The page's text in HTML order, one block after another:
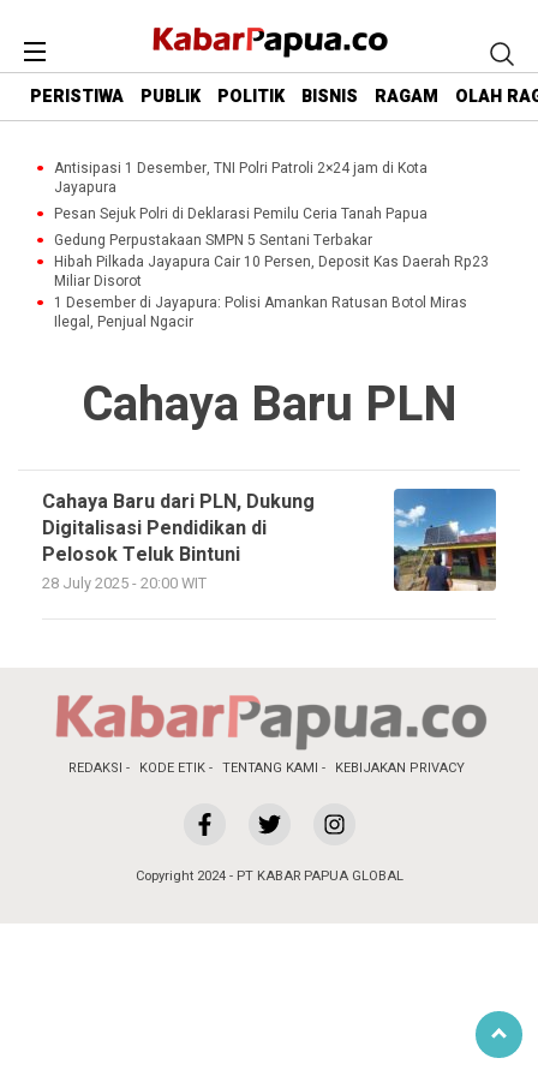
PERISTIWA PUBLIK POLITIK BISNIS RAGAM OLAH
Antisipasi 1 Desember, TNI Polri Patroli 2×24 jam di Kota
Jayapura
Pesan Sejuk Polri di Deklarasi Pemilu Ceria Tanah Papua
Gedung Perpustakaan SMPN 5 Sentani Terbakar
Hibah Pilkada Jayapura Cair 10 Persen, Deposit Kas Daerah Rp23
Miliar Disorot
1 Desember di Jayapura: Polisi Amankan Ratusan Botol Miras
Ilegal, Penjual Ngacir
Cahaya Baru PLN
Cahaya Baru dari PLN, Dukung
Digitalisasi Pendidikan di
Pelosok Teluk Bintuni
28 July 2025 - 20:00 WIT
REDAKSI KODE ETIK TENTANG KAMI KEBIJAKAN PRIVACY
Copyright 2024 - PT KABAR PAPUA GLOBAL